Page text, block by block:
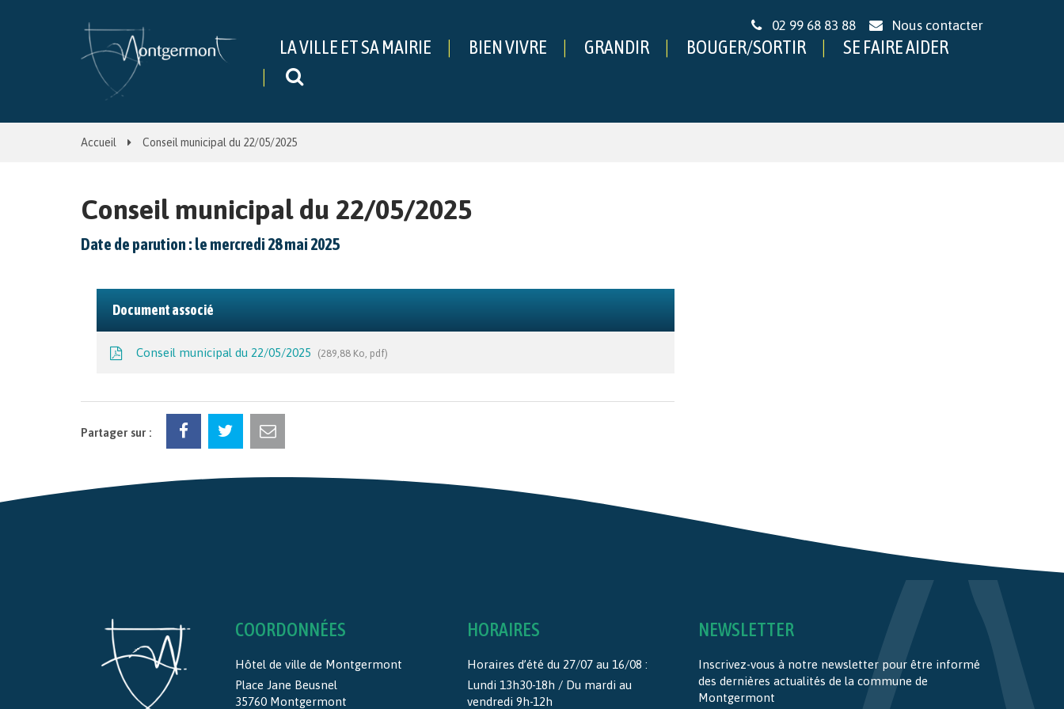
02 99 68 83 88 Nous contacter
LA VILLE ET SA MAIRIE BIEN VIVRE GRANDIR BOUGER/SORTIR
SE FAIRE AIDER
Accueil Conseil municipal du 22/05/2025
Conseil municipal du 22/05/2025
Date de parution : le mercredi 28 mai 2025
Document associé
Conseil municipal du 22/05/2025 289,88 Ko, pdf
Partager sur :
COORDONNÉES
Hôtel de ville de Montgermont
Place Jane Beusnel
35760 Montgermont
HORAIRES
Horaires d’été du 27/07 au 16/08 :
Lundi 13h30-18h / Du mardi au
vendredi 9h-12h
NEWSLETTER
Inscrivez-vous à notre newsletter pour être informé
des dernières actualités de la commune de
Montgermont